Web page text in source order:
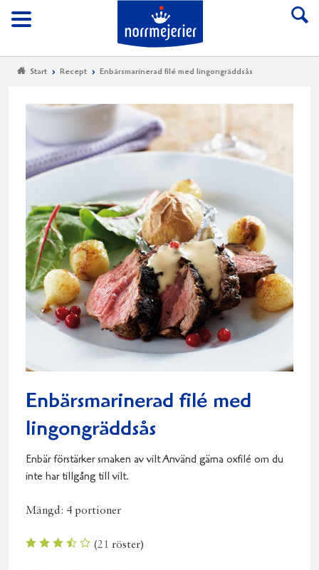
Meny
Till Norrmejerier
Start Recept Enbärsmarinerad filé med lingongräddsås
Enbärsmarinerad filé med
lingongräddsås
Enbär förstärker smaken av vilt Använd gärna oxfilé om du
inte har tillgång till vilt.
Mängd: 4 portioner
(21 röster)